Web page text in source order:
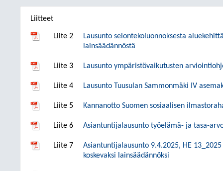
Liitteet
Liite 2
Lausunto selontekoluonnoksesta
lainsäädännöstä
Liite 3 Lausunto ympäristövaikutusten
Liite 4 Lausunto Tuusulan Sammonmäki IV
Liite 5 Kannanotto Suomen sosiaalisen
Liite 6 Asiantuntijalausunto työelämä- ja tasa-
Liite 7
Asiantuntijalausunto 9.4.2025, HE
koskevaksi lainsäädännöksi